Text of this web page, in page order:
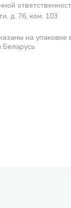
д. 76, ком. 103
на упаковке
Беларусь